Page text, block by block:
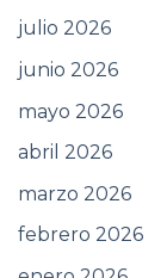
julio 2026
junio 2026
mayo 2026
abril 2026
marzo 2026
febrero 2026